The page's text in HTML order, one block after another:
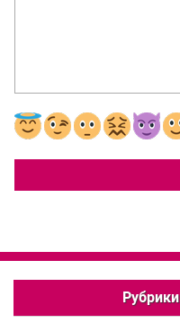
Рубрики